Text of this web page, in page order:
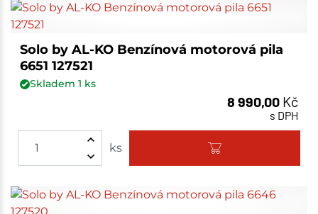
Solo by AL-KO Benzínová motorová pila
6651 127521
Skladem 1 ks
8 990,00 Kč
s DPH
ks